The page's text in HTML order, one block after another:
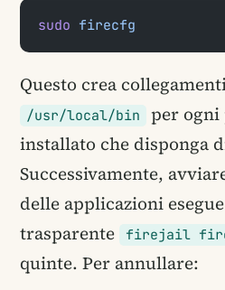
sudo firecfg
Questo crea
/usr/local/bin
per ogni
installato che disponga
Successivamente,
delle applicazioni
trasparente
firejail
quinte. Per annullare: